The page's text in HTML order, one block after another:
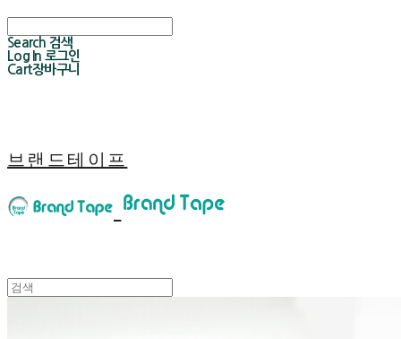
Search 검색
Log In 로그인
Cart장바구니
브랜드테이프